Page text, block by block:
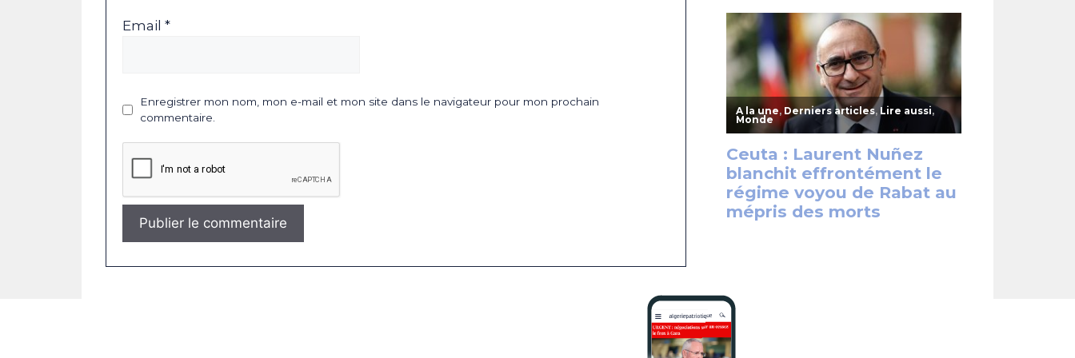
Email *
Enregistrer mon nom, mon e-mail et mon site dans le navigateur pour mon prochain
commentaire.